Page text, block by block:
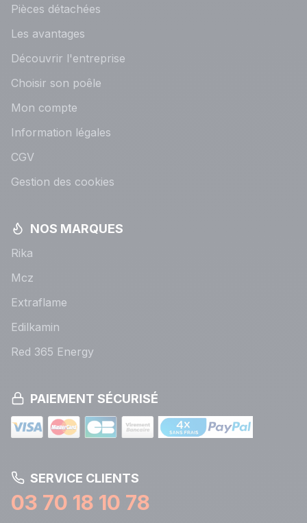
Pièces détachées
Les avantages
Découvrir l'entreprise
Choisir son poêle
Mon compte
Information légales
CGV
Gestion des cookies
NOS MARQUES
Rika
Mcz
Extraflame
Edilkamin
Red 365 Energy
PAIEMENT SÉCURISÉ
SERVICE CLIENTS
03 70 18 10 78